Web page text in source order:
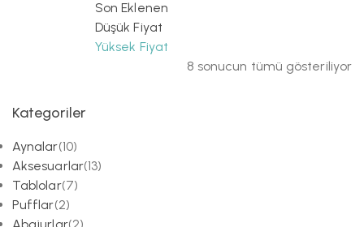
Son Eklenen
Düşük Fiyat
Yüksek Fiyat
8 sonucun tümü gösteriliyor
Kategoriler
Aynalar(10)
Aksesuarlar(13)
Tablolar(7)
Pufflar(2)